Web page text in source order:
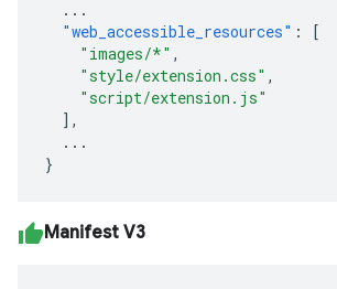
...
"web_accessible_resources" :
[
"images/*" ,
"style/extension.css" ,
"script/extension.js"
],
...
}
Manifest V3